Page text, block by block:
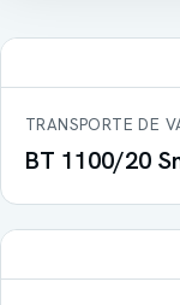
TRANSPORTE DE
BT 1100/20